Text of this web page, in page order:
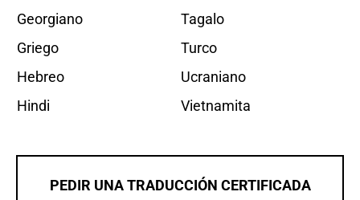
Georgiano
Griego
Hebreo
Hindi
Tagalo
Turco
Ucraniano
Vietnamita
PEDIR UNA TRADUCCIÓN CERTIFICADA